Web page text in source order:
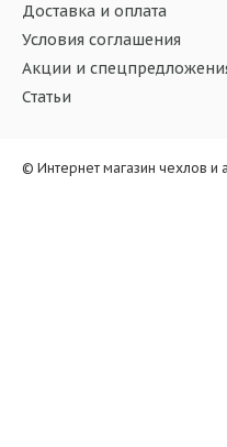
Доставка и оплата
Условия соглашения
Акции и
Статьи
© Интернет магазин чехлов и